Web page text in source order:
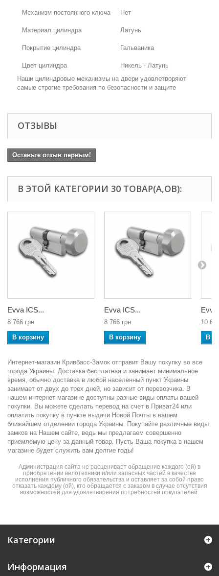
Механизм постоянного ключа Нет
Материал цилиндра Латунь
Покрытие цилиндра Гальваника
Цвет цилиндра
Никель - Латунь
Наши цилиндровые механизмы на двери удовлетворяют
самые строгие требования по безопасности и защите
ОТЗЫВЫ
Оставьте отзыв первым!
В ЭТОЙ КАТЕГОРИИ 30 ТОВАР(А,ОВ):
Evva ICS...
8 766 грн
В корзину
Evva ICS...
8 766 грн
В корзину
10
В
Интернет-магазин Кривбасс-Замок отправит Вашу покупку во все
города Украины. Доставка бесплатная и занимает минимальное
время, обычно доставка в любой населенный пункт Украины
занимает от двух до трех дней, но зависит от перевозчика. В
нашем интернет-магазине доступны разные виды оплаты вашей
покупки. Вы можете сделать перевод на счет в Приват24 или
оплатить покупку в пункте выдачи Новой Почты в вашем
ближайшем отделении города Украины. Покупайте различные виды
замков на Нашем сайте, ведь мы предлагаем совершенно
приемлемую цену за данный товар. Пусть Ваша покупка в нашем
магазине будет служить вам долгие годы!
Администрация сайта не расценивает обращение каждого (ой) в
приобретении велотехники и/или запасных частей в качестве
исполнения публичного обязательства и оставляет за собой право
отказать каждому (ой), кто обращается с заказом в случае отсутствия
возможностей для удовлетворения потребностей покупателей.
Категории
Информация